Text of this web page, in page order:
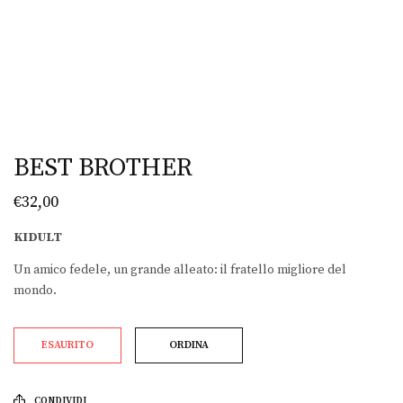
BEST BROTHER
€32,00
KIDULT
Un amico fedele, un grande alleato: il fratello migliore del
mondo.
ESAURITO ORDINA